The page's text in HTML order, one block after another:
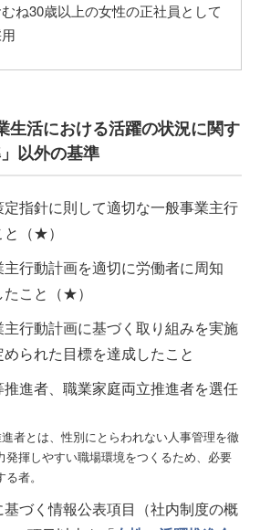
ね30歳以上の女性の正社員として
生活における活躍の状況に関す
以外の基準
指針に則して適切な一般事業主行
（★）
行動計画を適切に労働者に周知
こと（★）
行動計画に基づく取り組みを実施
られた目標を達成したこと
進者、職業家庭両立推進者を選任
者とは、性別にとらわれない人事管理を徹
発揮しやすい職場環境をつくるため、必要
者。
づく情報公表項目（社内制度の概